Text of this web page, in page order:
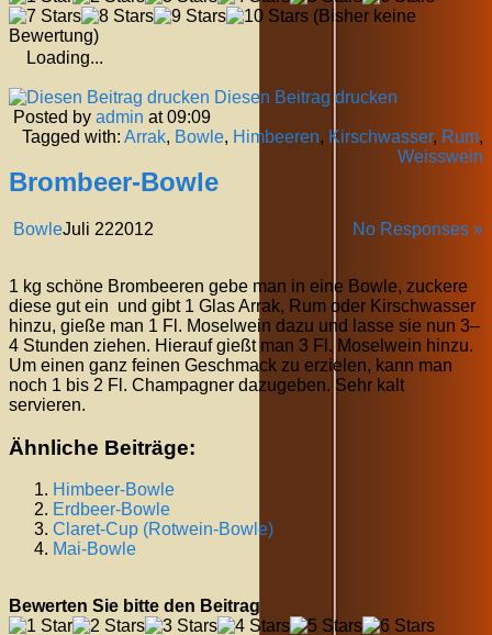
(Bisher keine
Bewertung)
Loading...
Diesen Beitrag drucken
Posted by admin at 09:09
Tagged with: Arrak, Bowle, Himbeeren, Kirschwasser, Rum,
Weisswein
Brombeer-Bowle
Bowle No Responses »
Juli 222012
1 kg schöne Brombeeren gebe man in eine Bowle, zuckere
diese gut ein und gibt 1 Glas Arrak, Rum oder Kirschwasser
hinzu, gieße man 1 Fl. Moselwein dazu und lasse sie nun 3–
4 Stunden ziehen. Hierauf gießt man 3 Fl. Moselwein hinzu.
Um einen ganz feinen Geschmack zu erzielen, kann man
noch 1 bis 2 Fl. Champagner dazugeben. Sehr kalt
servieren.
Ähnliche Beiträge:
Himbeer-Bowle
Erdbeer-Bowle
Claret-Cup (Rotwein-Bowle)
Mai-Bowle
Bewerten Sie bitte den Beitrag